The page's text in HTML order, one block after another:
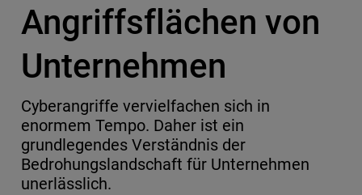
Angriffsflächen von
Unternehmen
Cyberangriffe vervielfachen sich in
enormem Tempo. Daher ist ein
grundlegendes Verständnis der
Bedrohungslandschaft für Unternehmen
unerlässlich.